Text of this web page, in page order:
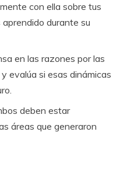
con ella sobre tus
durante su
en las razones por las
evalúa si esas dinámicas
deben estar
áreas que generaron